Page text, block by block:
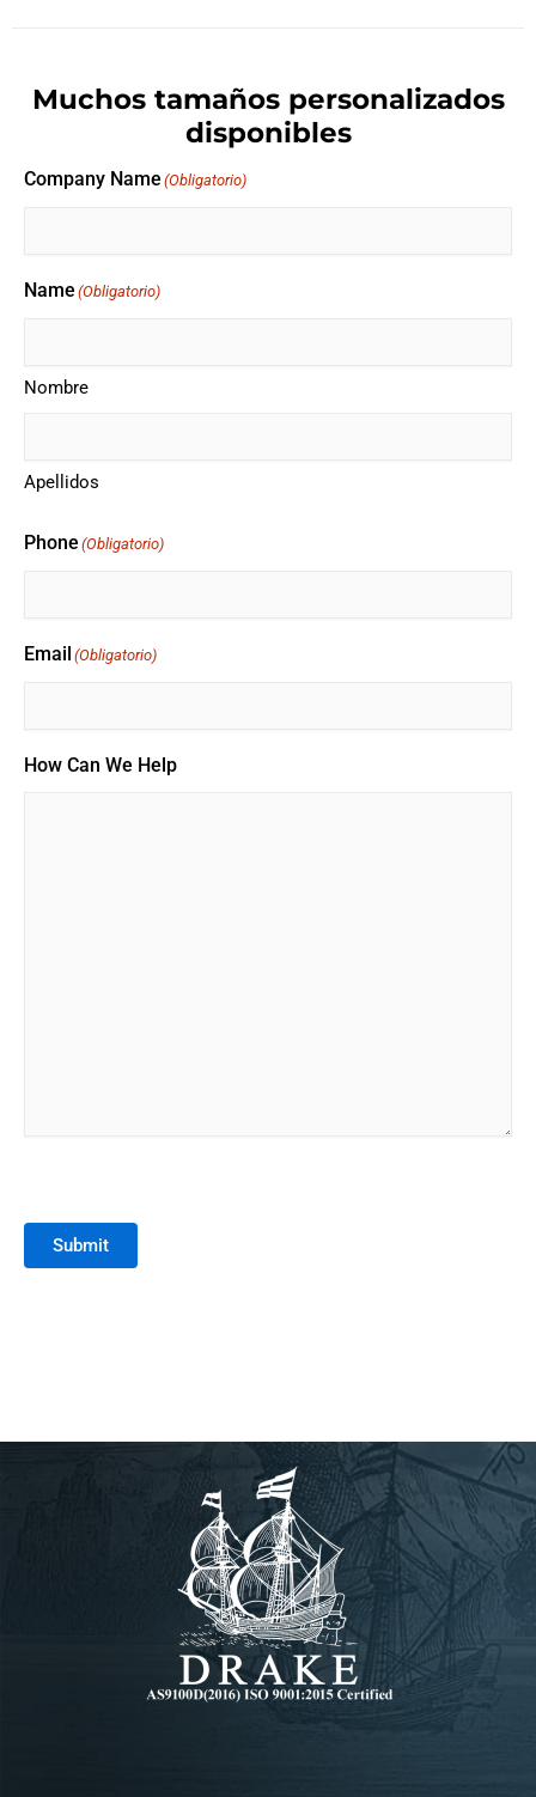
Muchos tamaños personalizados
disponibles
Company Name (Obligatorio)
Name (Obligatorio)
Nombre
Apellidos
Phone (Obligatorio)
Email (Obligatorio)
How Can We Help
Submit